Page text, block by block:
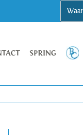
SPRING